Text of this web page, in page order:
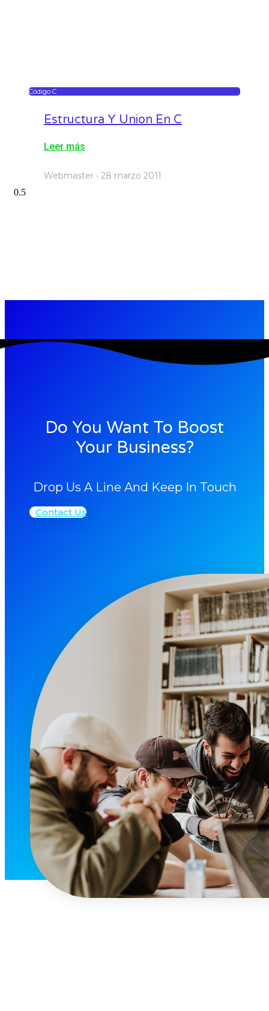
Código C
Estructura Y Union En C
Leer más
Webmaster 28 marzo 2011
Do You Want To Boost
Your Business?
Drop Us A Line And Keep In Touch
Contact Us